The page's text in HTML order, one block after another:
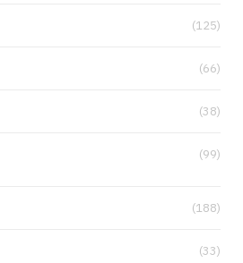
(125)
(66)
(38)
(99)
(188)
(33)